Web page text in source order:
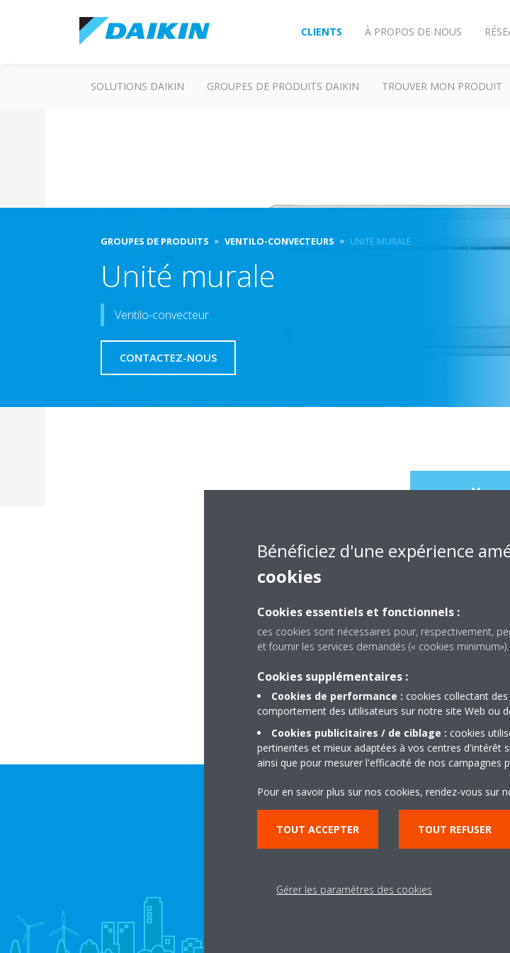
CLIENTS À PROPOS DE NOUS
SOLUTIONS DAIKIN GROUPES DE PRODUITS DAIKIN TROUVER MON PRODUIT
GROUPES DE PRODUITS VENTILO-CONVECTEURS UNITÉ MURALE
Unité murale
Ventilo-convecteur
CONTACTEZ-NOUS
Scroll
FWW-L
Bénéficiez d'une expérience
cookies
Cookies essentiels et fonctionnels :
ces cookies sont nécessaires pour, respectivement,
et fournir les services demandés (« cookies minimum»).
Cookies supplémentaires :
Cookies de performance : cookies collectant
comportement des utilisateurs sur notre site Web ou
Cookies publicitaires / de ciblage : cookies
pertinentes et mieux adaptées à vos centres d'intérêt
ainsi que pour mesurer l'efficacité de nos campagnes
Pour en savoir plus sur nos cookies, rendez-vous sur
TOUT ACCEPTER TOUT REFUSER
Gérer les paramètres des cookies